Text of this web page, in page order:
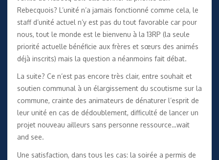
Rebecquois? L’unité n’a jamais fonctionné comme cela, le
staff d’unité actuel n’y est pas du tout favorable car pour
nous, tout le monde est le bienvenu à la 13RP (la seule
priorité actuelle bénéficie aux frères et sœurs des animés
déjà inscrits) mais la question a néanmoins fait débat.
La suite? Ce n’est pas encore très clair, entre souhait et
soutien communal à un élargissement du scoutisme sur la
commune, crainte des animateurs de dénaturer l’esprit de
leur unité en cas de dédoublement, difficulté de lancer un
projet nouveau ailleurs sans personne ressource…wait
and see.
Une satisfaction, dans tous les cas: la soirée a permis de